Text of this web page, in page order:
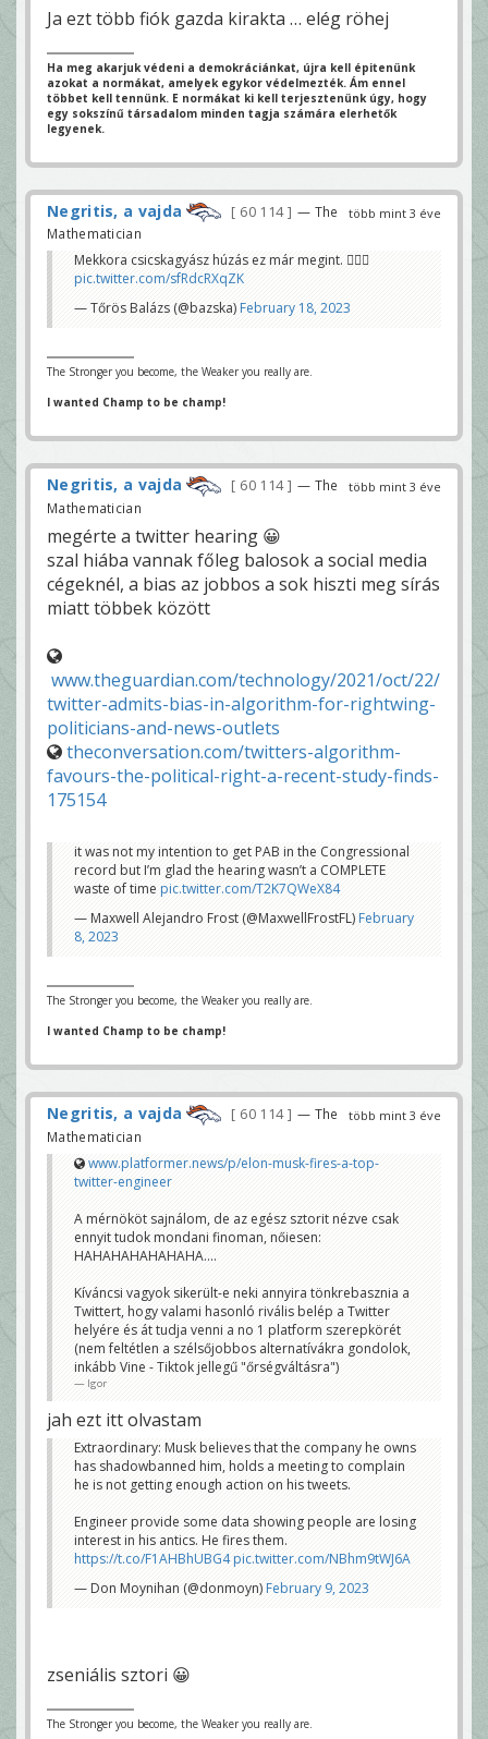
Ja ezt több fiók gazda kirakta … elég röhej
Ha meg akarjuk védeni a demokráciánkat, újra kell épitenünk
azokat a normákat, amelyek egykor védelmezték. Ám ennel
többet kell tennünk. E normákat ki kell terjesztenünk úgy, hogy
egy sokszínű társadalom minden tagja számára elerhetők
legyenek.
több mint 3 éve
Negritis, a vajda 60 114
— The
Mathematician
Mekkora csicskagyász húzás ez már megint. 🤦🏻‍♂️
pic.twitter.com/sfRdcRXqZK
— Tőrös Balázs (@bazska)February 18, 2023
The Stronger you become, the Weaker you really are.
I wanted Champ to be champ!
több mint 3 éve
Negritis, a vajda 60 114
— The
Mathematician
megérte a twitter hearing 😀
szal hiába vannak főleg balosok a social media
cégeknél, a bias az jobbos a sok hiszti meg sírás
miatt többek között
www.theguardian.com/technology/2021/oct/22/
twitter-admits-bias-in-algorithm-for-rightwing-
politicians-and-news-outlets
theconversation.com/twitters-algorithm-
favours-the-political-right-a-recent-study-finds-
175154
it was not my intention to get PAB in the Congressional
record but I’m glad the hearing wasn’t a COMPLETE
waste of time pic.twitter.com/T2K7QWeX84
— Maxwell Alejandro Frost (@MaxwellFrostFL)February
8, 2023
The Stronger you become, the Weaker you really are.
I wanted Champ to be champ!
több mint 3 éve
Negritis, a vajda 60 114
— The
Mathematician
www.platformer.news/p/elon-musk-fires-a-top-
twitter-engineer
A mérnököt sajnálom, de az egész sztorit nézve csak
ennyit tudok mondani finoman, nőiesen:
HAHAHAHAHAHAHA....
Kíváncsi vagyok sikerült-e neki annyira tönkrebasznia a
Twittert, hogy valami hasonló rivális belép a Twitter
helyére és át tudja venni a no 1 platform szerepkörét
(nem feltétlen a szélsőjobbos alternatívákra gondolok,
inkább Vine - Tiktok jellegű "őrségváltásra")
Igor
jah ezt itt olvastam
Extraordinary: Musk believes that the company he owns
has shadowbanned him, holds a meeting to complain
he is not getting enough action on his tweets.
Engineer provide some data showing people are losing
interest in his antics. He fires them.
https://t.co/F1AHBhUBG4pic.twitter.com/NBhm9tWJ6A
— Don Moynihan (@donmoyn)February 9, 2023
zseniális sztori 😀
The Stronger you become, the Weaker you really are.